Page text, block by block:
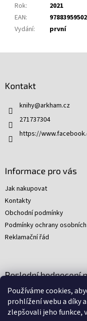
Používáme cookies,
prohlížení webu a díky
zlepšovali jeho funkce,
Rok:
2021
EAN:
Vydání: první
Kontakt
knihy@arkham.cz
271737304
https://
Informace pro vás
Jak nakupovat
Kontakty
Obchodní podmínky
Podmínky ochrany
Reklamační řád
Poslední hodnocení
Young
Hodnocení
|